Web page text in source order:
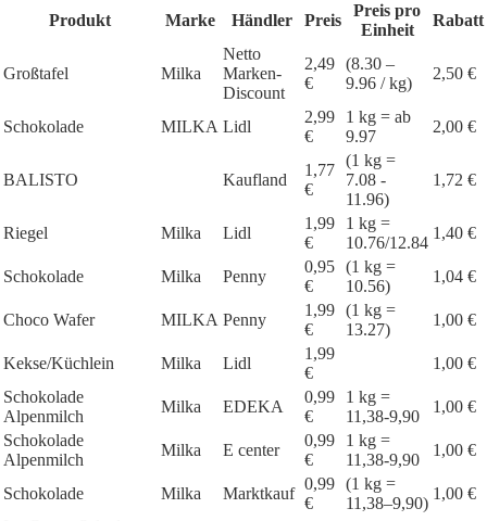
Produkt
Marke Händler Preis
Preis pro
Einheit
Rabatt
Großtafel Milka
Netto
Marken-
Discount
2,49
€
(8.30 –
9.96 / kg)
2,50 €
Schokolade MILKA Lidl
2,99
€
1 kg = ab
9.97
2,00 €
BALISTO Kaufland
1,77
€
(1 kg =
7.08 -
11.96)
1,72 €
Riegel Milka Lidl
1,99
€
1 kg =
10.76/12.84
1,40 €
Schokolade Milka Penny
0,95
€
(1 kg =
10.56)
1,04 €
Choco Wafer MILKA Penny
1,99
€
(1 kg =
13.27)
1,00 €
Kekse/Küchlein Milka Lidl
1,99
€
1,00 €
Schokolade
Alpenmilch
Milka EDEKA
0,99
€
1 kg =
11,38-9,90
1,00 €
Schokolade
Alpenmilch
Milka E center
0,99
€
1 kg =
11,38-9,90
1,00 €
Schokolade Milka Marktkauf
0,99
€
(1 kg =
11,38–9,90)
1,00 €